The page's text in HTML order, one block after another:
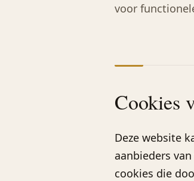
voor
Cookies
Deze website
aanbieders
cookies die